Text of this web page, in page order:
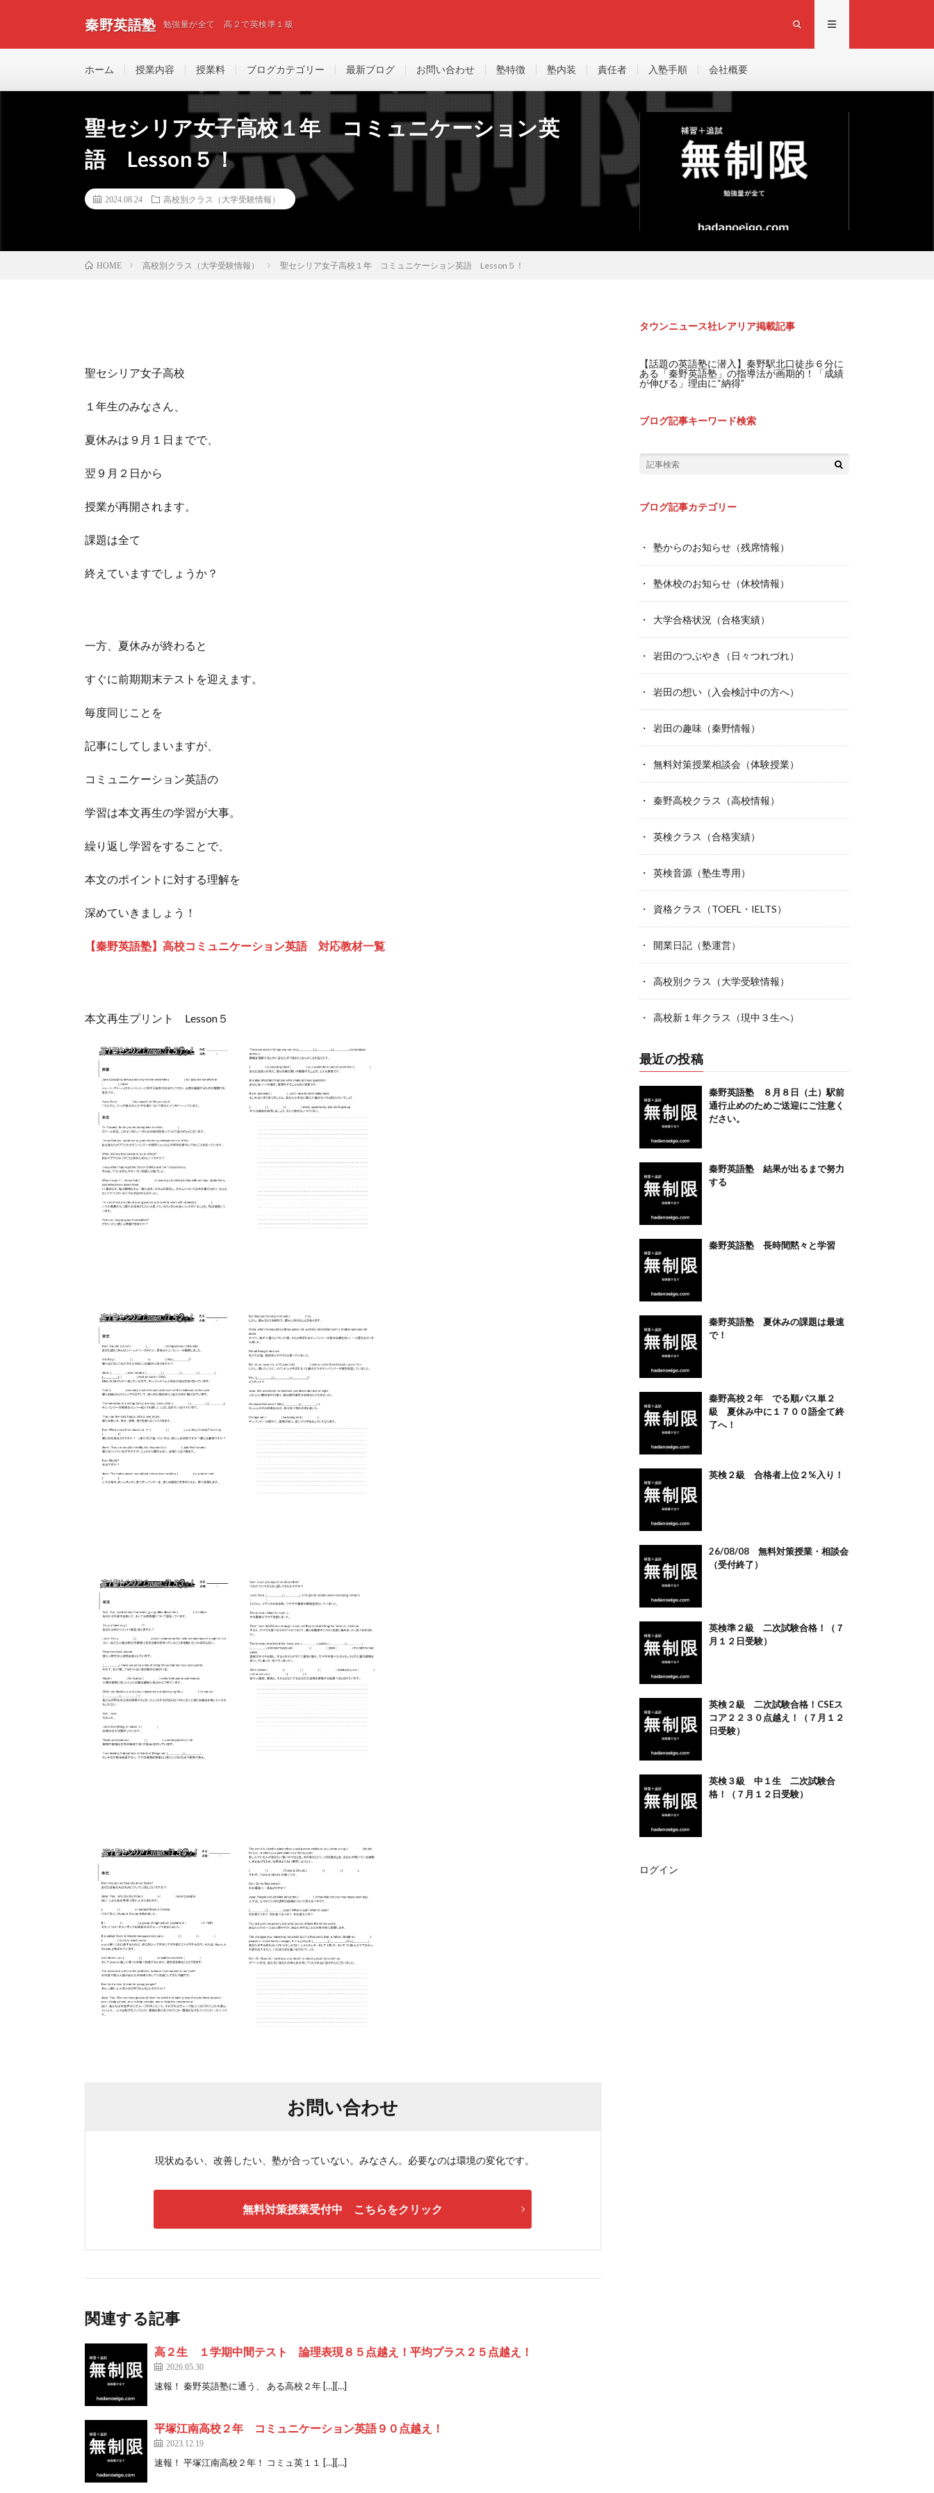
秦野英語塾 勉強量が全て 高２で英検準１級
ホーム 授業内容 授業料 ブログカテゴリー 最新ブログ お問い合わせ 塾特徴 塾内装 責任者 入塾手順 会社概要
聖セシリア女子高校１年 コミュニケーション英
語 Lesson５！
2024.08.24 高校別クラス（大学受験情報）
HOME 高校別クラス（大学受験情報） 聖セシリア女子高校１年 コミュニケーション英語 Lesson５！
聖セシリア女子高校
１年生のみなさん、
夏休みは９月１日までで、
翌９月２日から
授業が再開されます。
課題は全て
終えていますでしょうか？
一方、夏休みが終わると
すぐに前期期末テストを迎えます。
毎度同じことを
記事にしてしまいますが、
コミュニケーション英語の
学習は本文再生の学習が大事。
繰り返し学習をすることで、
本文のポイントに対する理解を
深めていきましょう！
【秦野英語塾】高校コミュニケーション英語 対応教材一覧
本文再生プリント Lesson５
お問い合わせ
現状ぬるい、改善したい、塾が合っていない。みなさん。必要なのは環境の変化です。
無料対策授業受付中 こちらをクリック
関連する記事
高２生 １学期中間テスト 論理表現８５点越え！平均プラス２５点越え！
2026.05.30
速報！ 秦野英語塾に通う、 ある高校２年 […][…]
平塚江南高校２年 コミュニケーション英語９０点越え！
2023.12.19
速報！ 平塚江南高校２年！ コミュ英１１ […][…]
タウンニュース社レアリア掲載記事
【話題の英語塾に潜入】秦野駅北口徒歩６分に
ある「秦野英語塾」の指導法が画期的！「成績
が伸びる」理由に“納得”
ブログ記事キーワード検索
ブログ記事カテゴリー
塾からのお知らせ（残席情報）
塾休校のお知らせ（休校情報）
大学合格状況（合格実績）
岩田のつぶやき（日々つれづれ）
岩田の想い（入会検討中の方へ）
岩田の趣味（秦野情報）
無料対策授業相談会（体験授業）
秦野高校クラス（高校情報）
英検クラス（合格実績）
英検音源（塾生専用）
資格クラス（TOEFL・IELTS）
開業日記（塾運営）
高校別クラス（大学受験情報）
高校新１年クラス（現中３生へ）
最近の投稿
秦野英語塾 ８月８日（土）駅前
通行止めのためご送迎にご注意く
ださい。
秦野英語塾 結果が出るまで努力
する
秦野英語塾 長時間黙々と学習
秦野英語塾 夏休みの課題は最速
で！
秦野高校２年 でる順パス単２
級 夏休み中に１７００語全て終
了へ！
英検２級 合格者上位２%入り！
26/08/08 無料対策授業・相談会
（受付終了）
英検準２級 二次試験合格！（７
月１２日受験）
英検２級 二次試験合格！CSEス
コア２２３０点越え！（７月１２
日受験）
英検３級 中１生 二次試験合
格！（７月１２日受験）
ログイン